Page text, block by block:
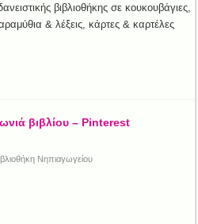
βιβλιοθήκης σε κουκουβάγιες,
& λέξεις, κάρτες & καρτέλες
βιβλίου – Pinterest
Νηπιαγωγείου